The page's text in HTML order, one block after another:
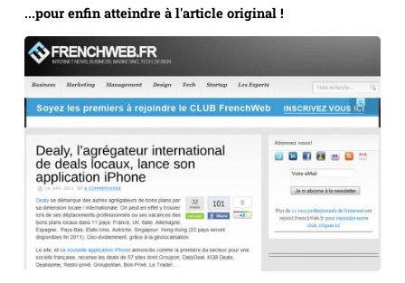
...pour enfin atteindre à l'article original !